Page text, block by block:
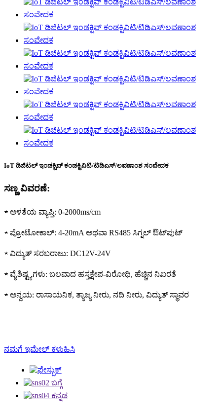
IoT ಡಿಜಿಟಲ್ ಇಂಡಕ್ಟಿವ್ ಕಂಡಕ್ಟಿವಿಟಿ/ಟಿಡಿಎಸ್/ಲವಣಾಂಶ ಸಂವೇದಕ
ಸಣ್ಣ ವಿವರಣೆ:
★ ಅಳತೆಯ ವ್ಯಾಪ್ತಿ: 0-2000ms/cm
★ ಪ್ರೋಟೋಕಾಲ್: 4-20mA ಅಥವಾ RS485 ಸಿಗ್ನಲ್ ಔಟ್‌ಪುಟ್
★ ವಿದ್ಯುತ್ ಸರಬರಾಜು: DC12V-24V
★ ವೈಶಿಷ್ಟ್ಯಗಳು: ಬಲವಾದ ಹಸ್ತಕ್ಷೇಪ-ವಿರೋಧಿ, ಹೆಚ್ಚಿನ ನಿಖರತೆ
★ ಅನ್ವಯ: ರಾಸಾಯನಿಕ, ತ್ಯಾಜ್ಯ ನೀರು, ನದಿ ನೀರು, ವಿದ್ಯುತ್ ಸ್ಥಾವರ
ನಮಗೆ ಇಮೇಲ್ ಕಳುಹಿಸಿ